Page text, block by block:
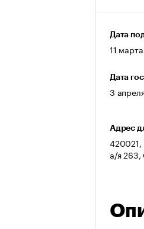
Дата
11
Дата
3
Адрес
420021,
а/я